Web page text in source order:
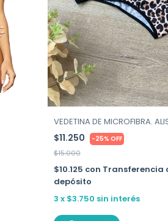
VEDETINA DE MICROFIBRA.
$11.250 -25% OFF
$15.000
$10.125 con Transferencia
depósito
3 x $3.750 sin interés